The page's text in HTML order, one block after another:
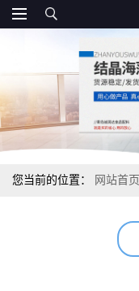
您当前的位置： 网站首页